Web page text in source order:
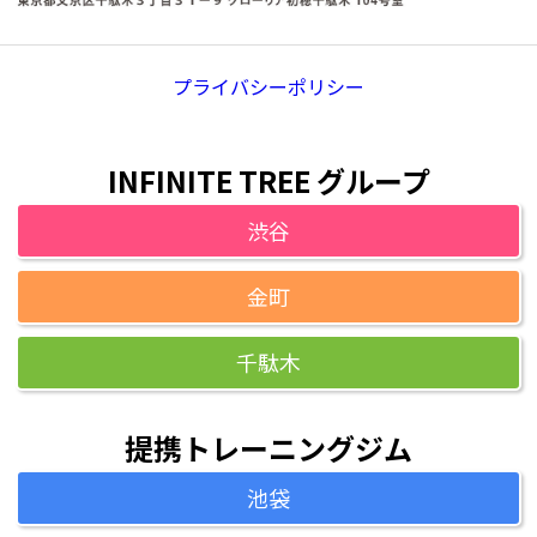
プライバシーポリシー
INFINITE TREE グループ
渋谷
金町
千駄木
提携トレーニングジム
池袋